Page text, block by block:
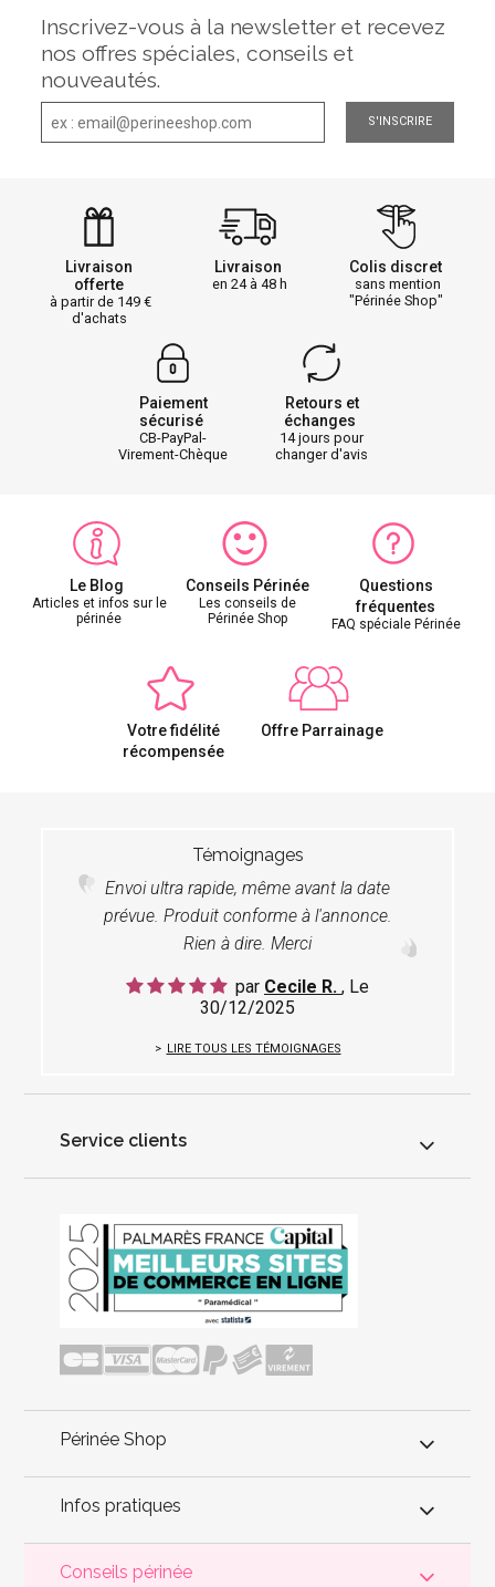
Inscrivez-vous à la newsletter et recevez
nos offres spéciales, conseils et
nouveautés.
S'INSCRIRE
Livraison
offerte
à partir de 149
d'achats
Livraison
en 24 à 48 h
Colis discret
sans mention
"Périnée Shop"
Paiement
sécurisé
CB-PayPal-
Virement-Chèque
Retours et
échanges
14 jours pour
changer d'avis
Le Blog
Articles et infos sur le
périnée
Conseils Périnée
Les conseils de
Périnée Shop
Questions
fréquentes
FAQ spéciale Périnée
Votre fidélité
récompensée
Offre Parrainage
Témoignages
Envoi ultra rapide, même avant la date
prévue. Produit conforme à l'annonce.
Rien à dire. Merci
par Cecile R. , Le
30/12/2025
LIRE TOUS LES TÉMOIGNAGES
Service clients
Périnée Shop
Infos pratiques
Conseils périnée